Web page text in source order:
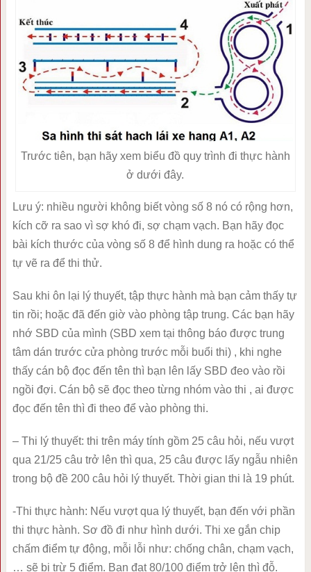
Trước tiên, bạn hãy xem biểu đồ quy trình đi thực hành
ở dưới đây.
Lưu ý: nhiều người không biết vòng số 8 nó có rộng hơn,
kích cỡ ra sao vì sợ khó đi, sợ chạm vạch. Bạn hãy đọc
bài kích thước của vòng số 8 để hình dung ra hoặc có thể
tự vẽ ra để thi thử.
Sau khi ôn lại lý thuyết, tập thực hành mà bạn cảm thấy tự
tin rồi; hoặc đã đến giờ vào phòng tập trung. Các bạn hãy
nhớ SBD của mình (SBD xem tại thông báo được trung
tâm dán trước cửa phòng trước mỗi buổi thi) , khi nghe
thấy cán bộ đọc đến tên thì bạn lên lấy SBD đeo vào rồi
ngồi đợi. Cán bộ sẽ đọc theo từng nhóm vào thi , ai được
đọc đến tên thì đi theo để vào phòng thi.
– Thi lý thuyết: thi trên máy tính gồm 25 câu hỏi, nếu vượt
qua 21/25 câu trở lên thì qua, 25 câu được lấy ngẫu nhiên
trong bộ đề 200 câu hỏi lý thuyết. Thời gian thi là 19 phút.
-Thi thực hành: Nếu vượt qua lý thuyết, bạn đến với phần
thi thực hành. Sơ đồ đi như hình dưới. Thi xe gắn chip
chấm điểm tự động, mỗi lỗi như: chống chân, chạm vạch,
… sẽ bị trừ 5 điểm. Bạn đạt 80/100 điểm trở lên thì đỗ.